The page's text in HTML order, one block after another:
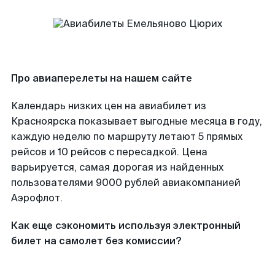
Про авиаперелеты на нашем сайте
Календарь низких цен на авиабилет из
Красноярска показывает выгодные месяца в году,
каждую неделю по маршруту летают 5 прямых
рейсов и 10 рейсов с пересадкой. Цена
варьируется, самая дорогая из найденных
пользователями 9000 рублей авиакомпанией
Аэрофлот.
Как еще сэкономить используя электронный
билет на самолет без комиссии?